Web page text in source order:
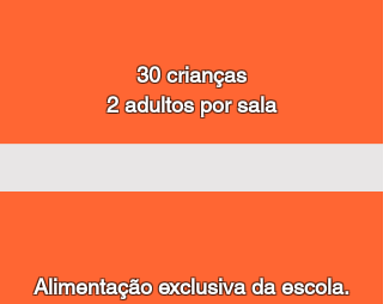
30 crianças
2 adultos por sala
Alimentação exclusiva da escola.